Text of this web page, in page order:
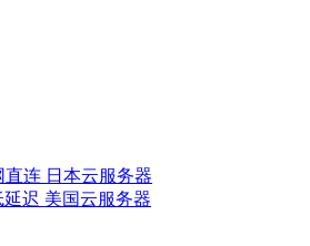
直连 日本云服务器
延迟 美国云服务器